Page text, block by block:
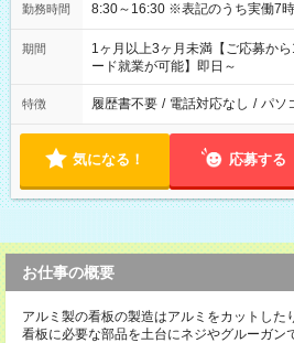
勤務時間 8:30～16:30 ※表記のうち実働
期間
1ヶ月以上3ヶ月未満【ご応募か
ード就業が可能】即日～
特徴 履歴書不要 / 電話対応なし / パソ
気になる！ 応募する
お仕事の概要
アルミ製の看板の製造はアルミをカットした
看板に必要な部品を土台にネジやグルーガン